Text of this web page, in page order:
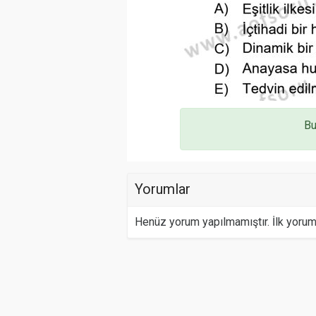
Yorumlar
Henüz yorum yapılmamıştır. İlk